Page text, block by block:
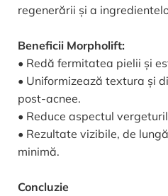
regenerării și a
Beneficii Morpholift:
• Redă fermitatea pielii și
• Uniformizează textura și
post-acnee.
• Reduce aspectul
• Rezultate vizibile, de
minimă.
Concluzie